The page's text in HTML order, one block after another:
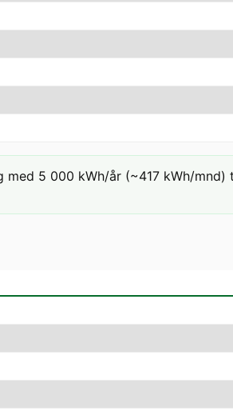
med 5 000 kWh/år (~417 kWh/